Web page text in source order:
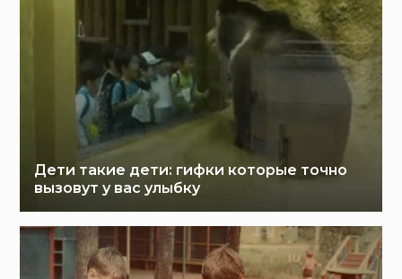
Дети такие дети: гифки которые точно
вызовут у вас улыбку